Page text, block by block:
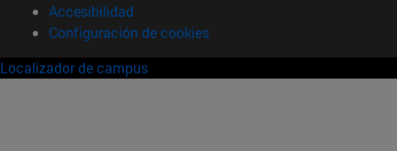
Accesibilidad
Configuración de cookies
Localizador de campus